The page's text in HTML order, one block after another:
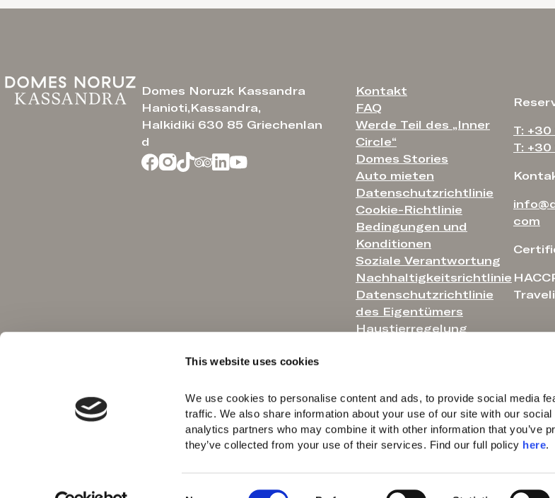
This website uses cookies
We use cookies to personalise content and ads, to provide social media
traffic. We also share information about your use of our site with our
analytics partners who may combine it with other information that you’ve
they’ve collected from your use of their services. Find our full policy here.
Domes Noruzk Kassandra
Hanioti,Kassandra,
Halkidiki 630 85 Griechenlan
d
Kontakt
FAQ
Werde Teil des „Inner
Circle“
Domes Stories
Auto mieten
Datenschutzrichtlinie
Cookie-Richtlinie
Bedingungen und
Konditionen
Soziale Verantwortung
Nachhaltigkeitsrichtlinie
Datenschutzrichtlinie
des Eigentümers
Haustierregelung
T:
T:
com